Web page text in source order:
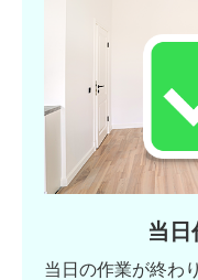
当日
当日の作業が終わ